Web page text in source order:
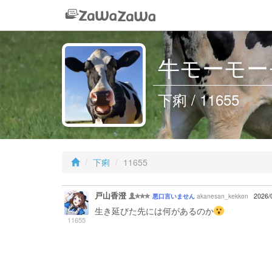
牛モーモ
下痢 / 11655
下痢 11655
11655
戸山香澄 悪口言いません akanesan_kekkon
生き延びた先には何があるのか